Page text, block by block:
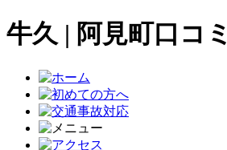
牛久 | 阿見町口コ